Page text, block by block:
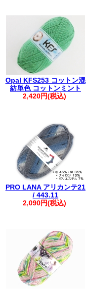
Opal KFS253 コットン混
紡単色 コットンミント
2,420円(税込)
PRO LANA アリカンテ21
/ 443.11
2,090円(税込)